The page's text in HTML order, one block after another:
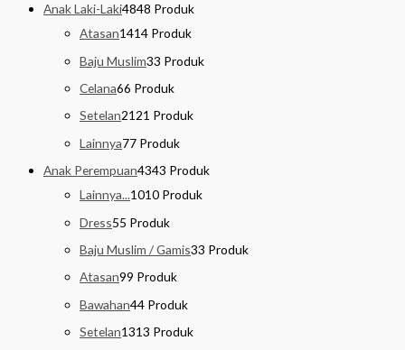
Anak Laki-Laki4848 Produk
Atasan1414 Produk
Baju Muslim33 Produk
Celana66 Produk
Setelan2121 Produk
Lainnya77 Produk
Anak Perempuan4343 Produk
Lainnya...1010 Produk
Dress55 Produk
Baju Muslim / Gamis33 Produk
Atasan99 Produk
Bawahan44 Produk
Setelan1313 Produk